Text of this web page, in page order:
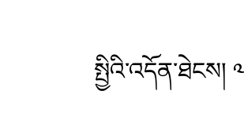
སྤྱིའི་འདོན་ཐེངས།